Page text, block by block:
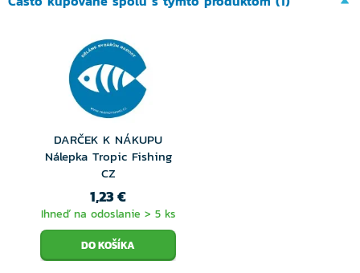
Integrovaná teplá kapucňa
Mäkké, komfortné manžety na ruky z lycry s
otvorom pre palec
DARČEK K NÁKUPU
Nálepka Tropic Fishing
CZ
1,23 €
Ihneď na odoslanie > 5 ks